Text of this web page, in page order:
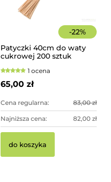
-22%
Patyczki 40cm do waty
cukrowej 200 sztuk
1 ocena
65,00 zł
Cena regularna: 83,00 zł
Najniższa cena: 82,00 zł
do koszyka